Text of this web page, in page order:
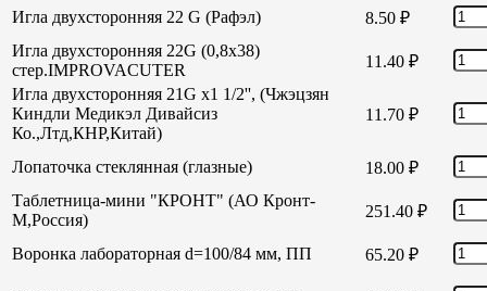
Игла двухсторонняя 22 G (Рафэл) 8.50 ₽
Игла двухсторонняя 22G (0,8х38)
стер.IMPROVACUTER
11.40 ₽
Игла двухсторонняя 21G х1 1/2'', (Чжэцзян
Киндли Медикэл Дивайсиз
Ко.,Лтд,КНР,Китай)
11.70 ₽
Лопаточка стеклянная (глазные) 18.00 ₽
Таблетница-мини "КРОНТ" (АО Кронт-
М,Россия)
251.40 ₽
Воронка лабораторная d=100/84 мм, ПП 65.20 ₽